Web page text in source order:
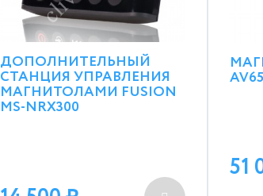
ДОПОЛНИТЕЛЬНЫЙ
СТАНЦИЯ УПРАВЛЕНИЯ
МАГНИТОЛАМИ FUSION
MS-NRX300
51